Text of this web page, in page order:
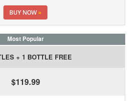
BUY NOW»
Most Popular
+ 1 BOTTLE FREE
$119.99